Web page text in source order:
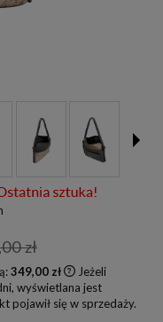
zł
349,00 zł
Jeżeli
wyświetlana jest
pojawił się w sprzedaży.